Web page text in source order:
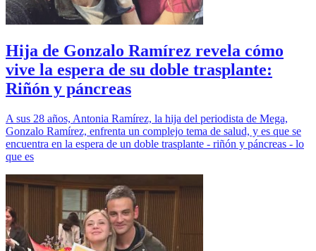
Hija de Gonzalo Ramírez revela cómo
vive la espera de su doble trasplante:
Riñón y páncreas
A sus 28 años, Antonia Ramírez, la hija del periodista de Mega,
Gonzalo Ramírez, enfrenta un complejo tema de salud, y es que se
encuentra en la espera de un doble trasplante - riñón y páncreas - lo
que es